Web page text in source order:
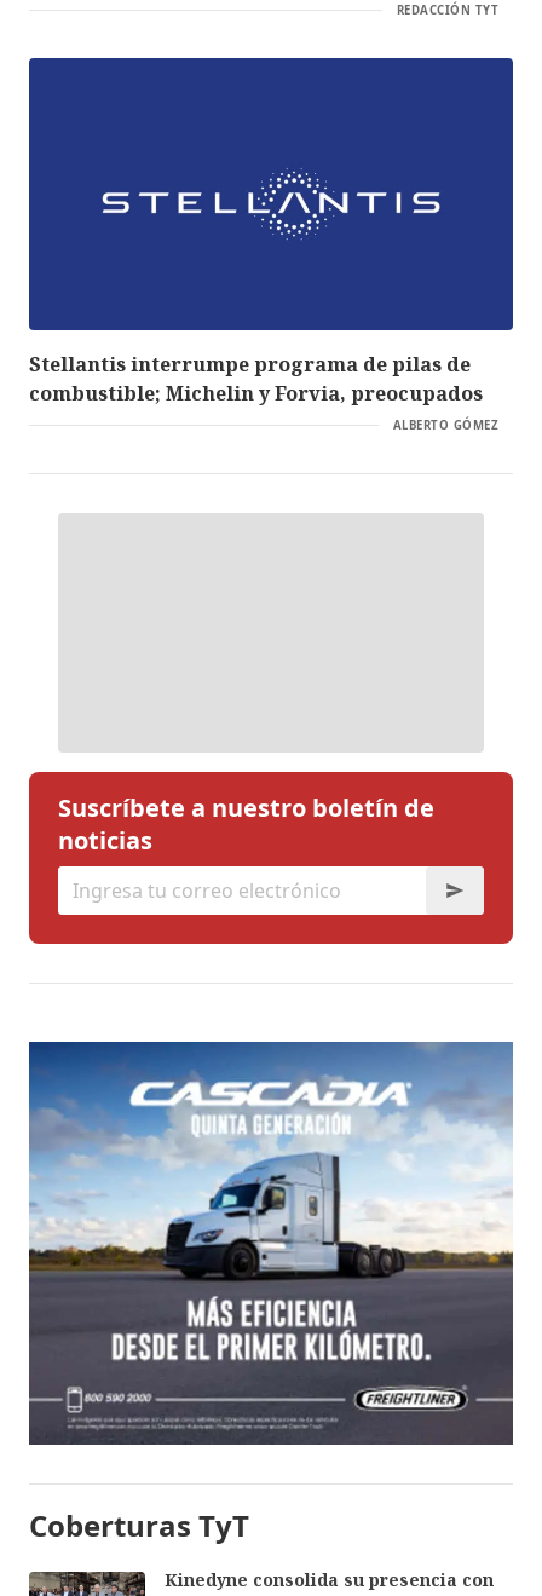
REDACCIÓN TYT
Stellantis interrumpe programa de pilas de
combustible; Michelin y Forvia, preocupados
ALBERTO GÓMEZ
Suscríbete a nuestro boletín de
noticias
Coberturas TyT
Kinedyne consolida su presencia con